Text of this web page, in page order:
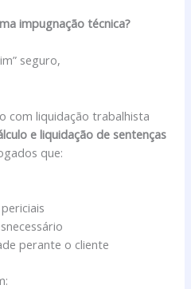
impugnação técnica?
seguro,
com liquidação trabalhista
e liquidação de sentenças
que:
perante o cliente